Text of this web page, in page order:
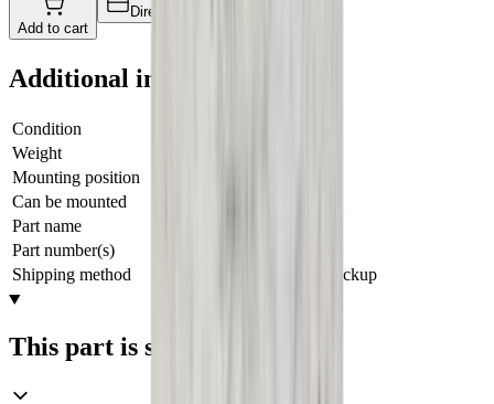
Add to cart
Direct Checkout
Additional information
Condition
Weight
Mounting position
Can be mounted
Part name
Part number(s)
Shipping method
Shipping or pickup
This part is suitable for